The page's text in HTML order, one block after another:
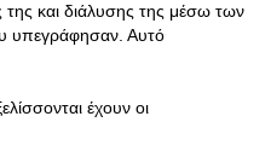
και διάλυσης της μέσω των
υπεγράφησαν. Αυτό
έχουν οι